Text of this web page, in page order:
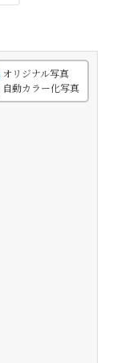
オリジナル写真
自動カラー化写真